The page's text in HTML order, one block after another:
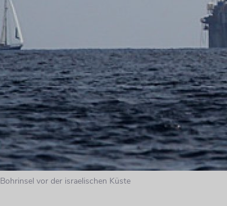
Bohrinsel vor der israelischen Küste